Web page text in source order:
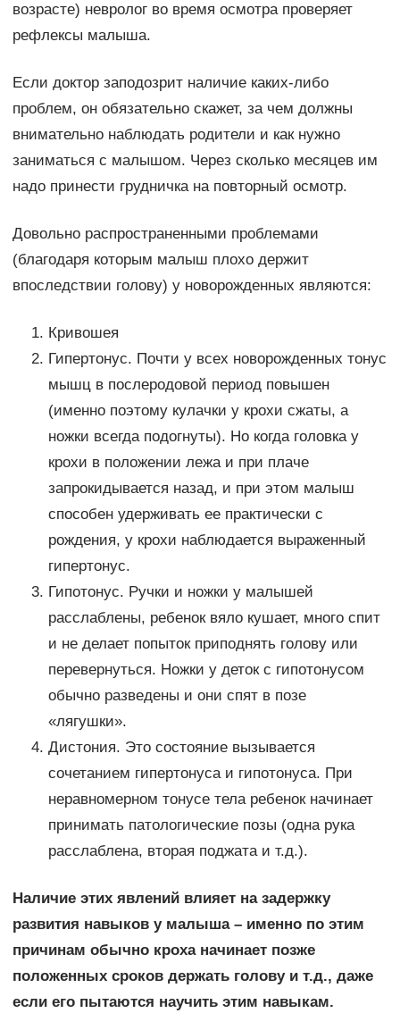
возрасте) невролог во время осмотра проверяет
рефлексы малыша.
Если доктор заподозрит наличие каких-либо
проблем, он обязательно скажет, за чем должны
внимательно наблюдать родители и как нужно
заниматься с малышом. Через сколько месяцев им
надо принести грудничка на повторный осмотр.
Довольно распространенными проблемами
(благодаря которым малыш плохо держит
впоследствии голову) у новорожденных являются:
Кривошея
Гипертонус. Почти у всех новорожденных тонус
мышц в послеродовой период повышен
(именно поэтому кулачки у крохи сжаты, а
ножки всегда подогнуты). Но когда головка у
крохи в положении лежа и при плаче
запрокидывается назад, и при этом малыш
способен удерживать ее практически с
рождения, у крохи наблюдается выраженный
гипертонус.
Гипотонус. Ручки и ножки у малышей
расслаблены, ребенок вяло кушает, много спит
и не делает попыток приподнять голову или
перевернуться. Ножки у деток с гипотонусом
обычно разведены и они спят в позе
«лягушки».
Дистония. Это состояние вызывается
сочетанием гипертонуса и гипотонуса. При
неравномерном тонусе тела ребенок начинает
принимать патологические позы (одна рука
расслаблена, вторая поджата и т.д.).
Наличие этих явлений влияет на задержку
развития навыков у малыша – именно по этим
причинам обычно кроха начинает позже
положенных сроков держать голову и т.д., даже
если его пытаются научить этим навыкам.